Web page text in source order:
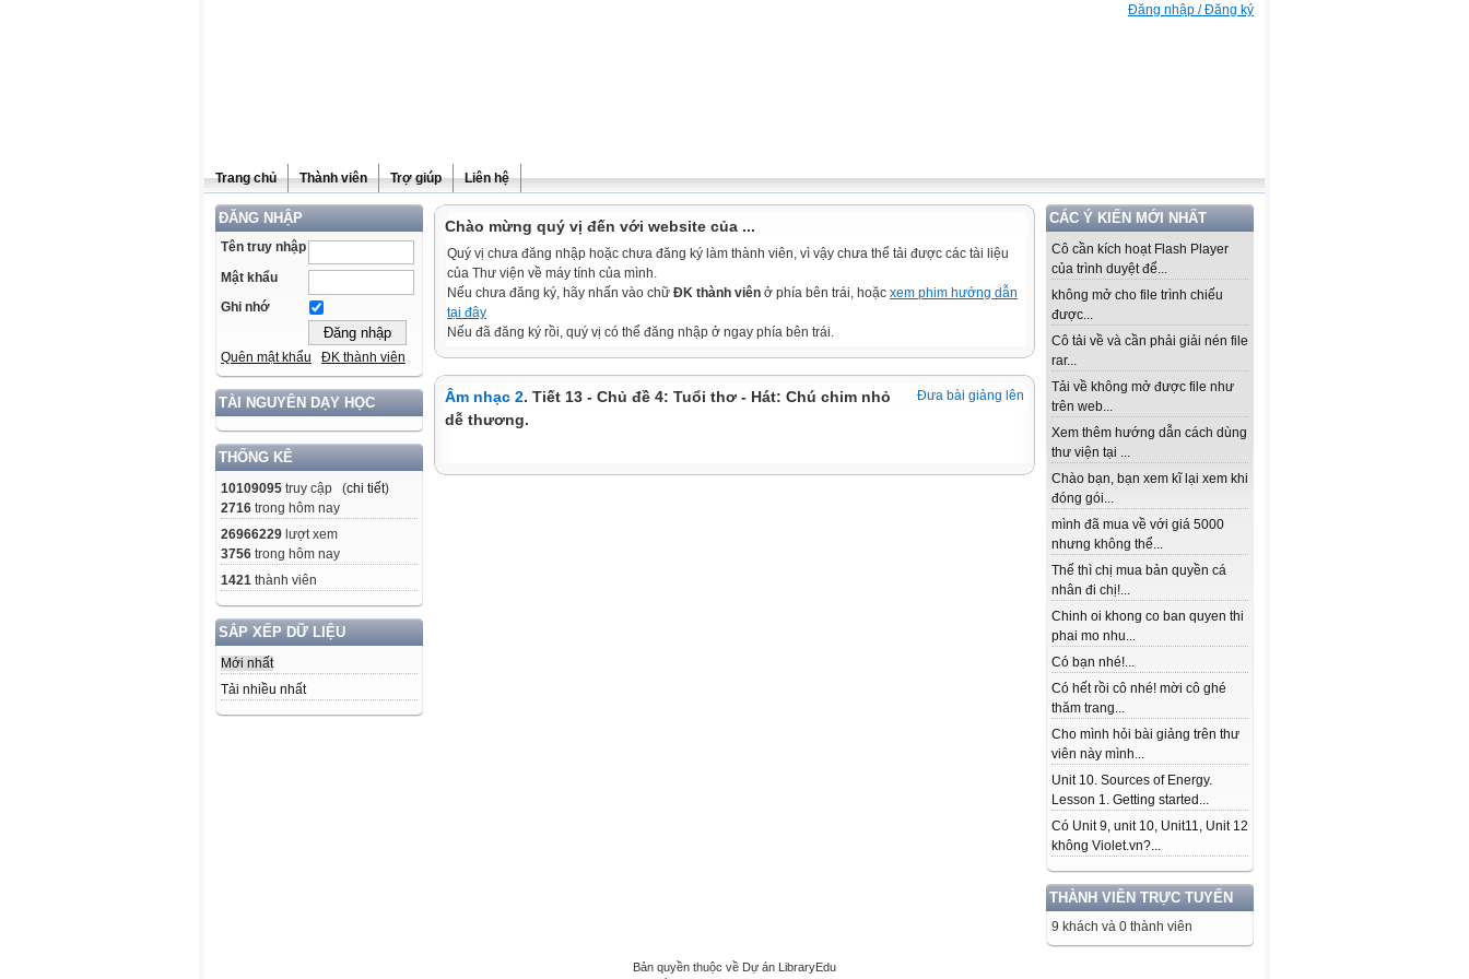
Đăng nhập / Đăng ký
Trang chủ Thành viên Trợ giúp Liên hệ
ĐĂNG NHẬP
Tên truy nhập
Mật khẩu
Ghi nhớ
Quên mật khẩu ĐK thành viên
TÀI NGUYÊN DẠY HỌC
THỐNG KÊ
10109095 truy cập (chi tiết)
2716 trong hôm nay
26966229 lượt xem
3756 trong hôm nay
1421 thành viên
SẮP XẾP DỮ LIỆU
Mới nhất
Tải nhiều nhất
CÁC Ý KIẾN MỚI NHẤT
Cô cần kích hoạt Flash Player
của trình duyệt để...
không mở cho file trình chiếu
được...
Cô tải về và cần phải giải nén file
rar...
Tải về không mở được file như
trên web...
Xem thêm hướng dẫn cách dùng
thư viện tại ...
Chào bạn, bạn xem kĩ lại xem khi
đóng gói...
mình đã mua về với giá 5000
nhưng không thể...
Thế thì chị mua bản quyền cá
nhân đi chị!...
Chinh oi khong co ban quyen thi
phai mo nhu...
Có bạn nhé!...
Có hết rồi cô nhé! mời cô ghé
thăm trang...
Cho mình hỏi bài giảng trên thư
viên này mình...
Unit 10. Sources of Energy.
Lesson 1. Getting started...
Có Unit 9, unit 10, Unit11, Unit 12
không Violet.vn?...
THÀNH VIÊN TRỰC TUYẾN
9 khách và 0 thành viên
Chào mừng quý vị đến với website của ...
Quý vị chưa đăng nhập hoặc chưa đăng ký làm thành viên, vì vậy chưa thể tải được các tài liệu
của Thư viện về máy tính của mình.
Nếu chưa đăng ký, hãy nhấn vào chữ ĐK thành viên ở phía bên trái, hoặc xem phim hướng dẫn
tại đây
Nếu đã đăng ký rồi, quý vị có thể đăng nhập ở ngay phía bên trái.
Đưa bài giảng lên
Âm nhạc 2. Tiết 13 - Chủ đề 4: Tuổi thơ - Hát: Chú chim nhỏ
dễ thương.
Bản quyền thuộc về Dự án LibraryEdu